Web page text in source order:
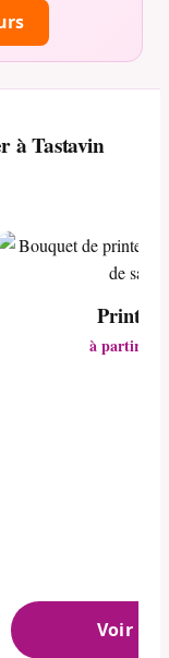
à Tastavin
à partir de
Voir